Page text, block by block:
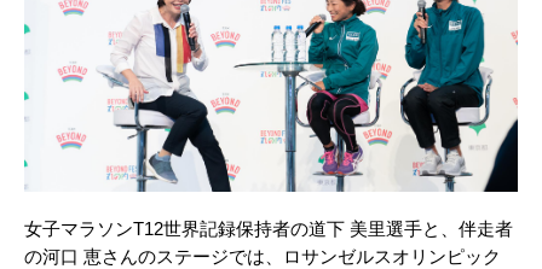
女子マラソンT12世界記録保持者の道下 美里選手と、伴走者
の河口 恵さんのステージでは、ロサンゼルスオリンピック